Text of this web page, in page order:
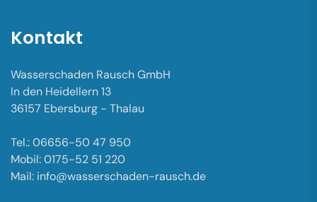
Kontakt
Wasserschaden Rausch GmbH
In den Heidellern 13
36157 Ebersburg - Thalau
Tel.: 06656-50 47 950
Mobil: 0175-52 51 220
Mail: info@wasserschaden-rausch.de